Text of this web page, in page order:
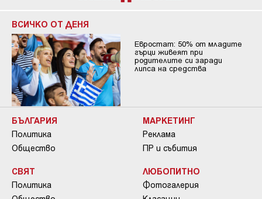
ВСИЧКО ОТ ДЕНЯ
Евростат: 50% от младите
гърци живеят при
родителите си заради
липса на средства
БЪЛГАРИЯ
Политика
Общество
СВЯТ
Политика
МАРКЕТИНГ
Реклама
ПР и събития
ЛЮБОПИТНО
Фотогалерия